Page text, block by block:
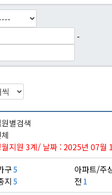
-
별검색
지원 3계/ 날짜 : 2025년 07월
구5
아파트/주
지 5 전 1